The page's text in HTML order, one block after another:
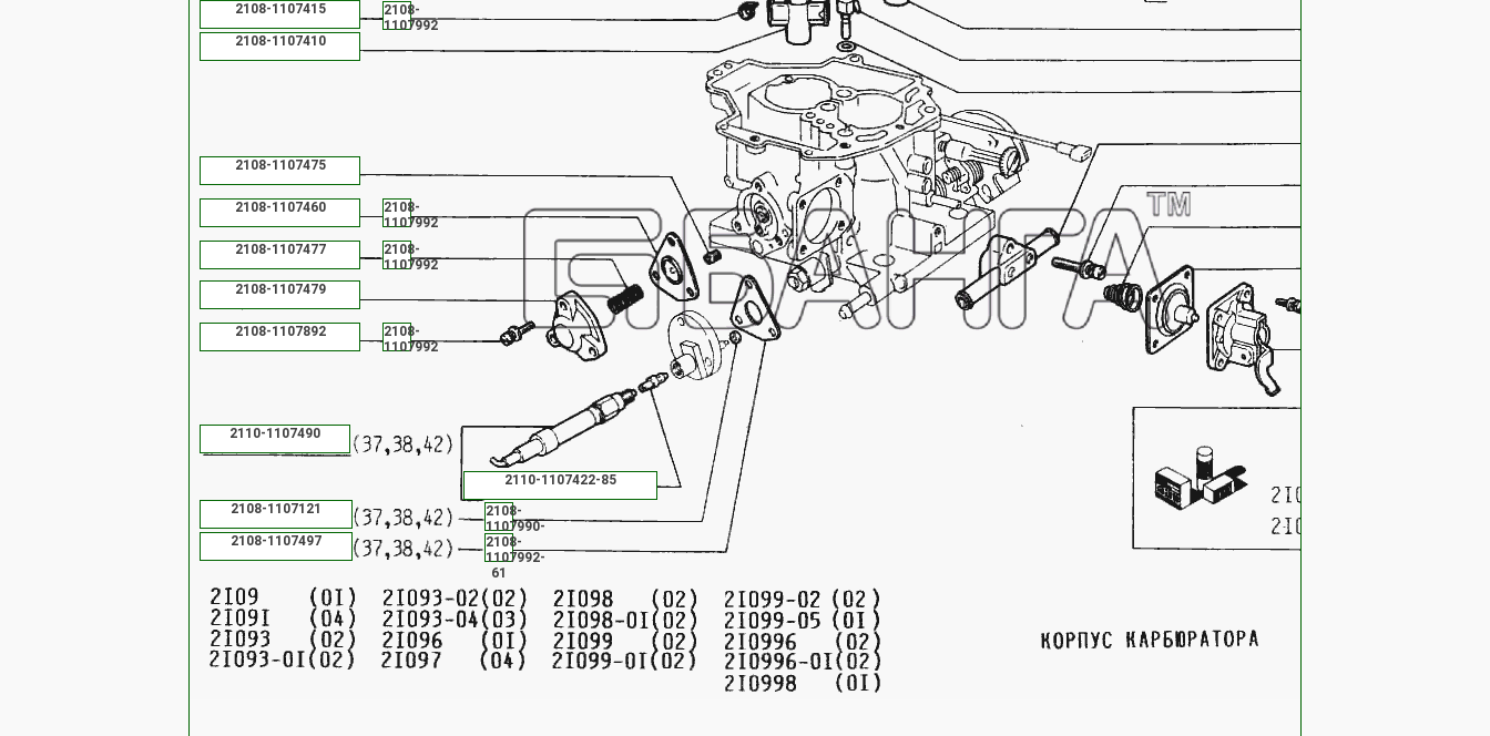
2108-1107121
2108-1107410
2108-1107415
2108-1107460
2108-1107475
2108-1107477
2108-1107479
2108-1107497
2108-1107892
2110-1107422-85
2110-1107490
2108-
1107992
2108-
1107992
2108-
1107992
2108-
1107992
2108-
1107990-
61
2108-
1107992-
61